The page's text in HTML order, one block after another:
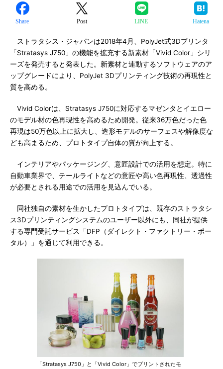
Share Post LINE Hatena
ストラタシス・ジャパンは2018年4月、PolyJet式3Dプリンタ
「Stratasys J750」の機能を拡充する新素材「Vivid Color」シリ
ーズを発売すると発表した。新素材と連動するソフトウェアのア
ップグレードにより、PolyJet 3Dプリンティング技術の再現性と
質を高める。
Vivid Colorは、Stratasys J750に対応するマゼンタとイエロー
のモデル材の色再現性を高めるため開発。従来36万色だった色
再現は50万色以上に拡大し、造形モデルのサーフェスや解像度な
ども高まるため、プロトタイプ自体の質が向上する。
インテリアやパッケージング、意匠設計での活用を想定。特に
自動車業界で、テールライトなどの意匠や高い色再現性、透過性
が必要とされる用途での活用を見込んでいる。
同社独自の素材を生かしたプロトタイプは、既存のストラタシ
ス3Dプリンティングシステムのユーザー以外にも、同社が提供
する専門受託サービス「DFP（ダイレクト・ファクトリー・ポー
タル）」を通じて利用できる。
「Stratasys J750」と「Vivid Color」でプリントされたモ